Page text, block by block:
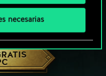
necesarias
DE GWENT?